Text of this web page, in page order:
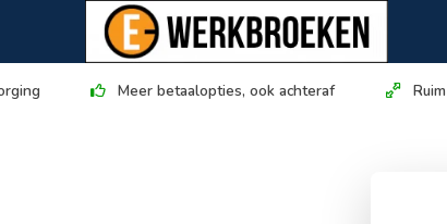
Meer betaalopties, ook achteraf